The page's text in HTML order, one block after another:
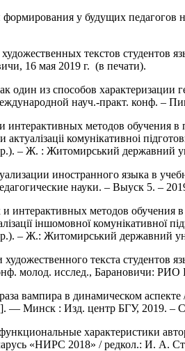
у будущих педагогов
текстов
16 мая 2019 г. (в печати).
один из способов
науч.-практ. конф. –
методов обучения
комунікативноі
– Ж. : Житомирський державний
иностранного языка в
науки. – Выуск 5. –
методов
іншомовної комунікативної
– Ж.: Житомирський державний
текста
молод. исслед., Барановичи:
вампира в динамическом
— Минск : Изд. центр БГУ, 2019. –
характеристики
«НИРС 2018» / редкол.: И. А.